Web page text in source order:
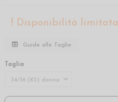
Disponibilità limitata
Guide alle Taglie
Taglia